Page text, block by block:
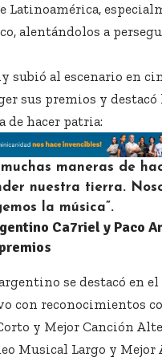
Latinoamérica,
alentándolos a
subió al escenario en
sus premios y
de hacer patria:
muchas maneras de
nuestra tierra.
la música”.
Ca7riel y Paco
se destacó en
con reconocimientos
y Mejor Canción
Musical Largo y Mejor